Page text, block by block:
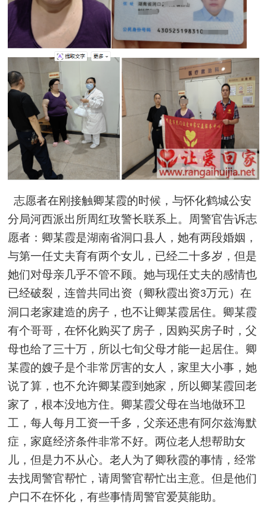
志愿者在刚接触卿某霞的时候，与怀化鹤城公安
分局河西派出所周红玫警长联系上。周警官告诉志
愿者：卿某霞是湖南省洞口县人，她有两段婚姻，
与第一任丈夫育有两个女儿，已经二十多岁，但是
她们对母亲几乎不管不顾。她与现任丈夫的感情也
已经破裂，连曾共同出资（卿秋霞出资3万元）在
洞口老家建造的房子，也不让卿某霞居住。卿某霞
有个哥哥，在怀化购买了房子，因购买房子时，父
母也给了三十万，所以七旬父母才能一起居住。卿
某霞的嫂子是个非常厉害的女人，家里大小事，她
说了算，也不允许卿某霞到她家，所以卿某霞回老
家了，根本没地方住。卿某霞父母在当地做环卫
工，每人每月工资一千多，父亲还患有阿尔兹海默
症，家庭经济条件非常不好。两位老人想帮助女
儿，但是力不从心。老人为了卿秋霞的事情，经常
去找周警官帮忙，请周警官帮忙出主意。但是他们
户口不在怀化，有些事情周警官爱莫能助。